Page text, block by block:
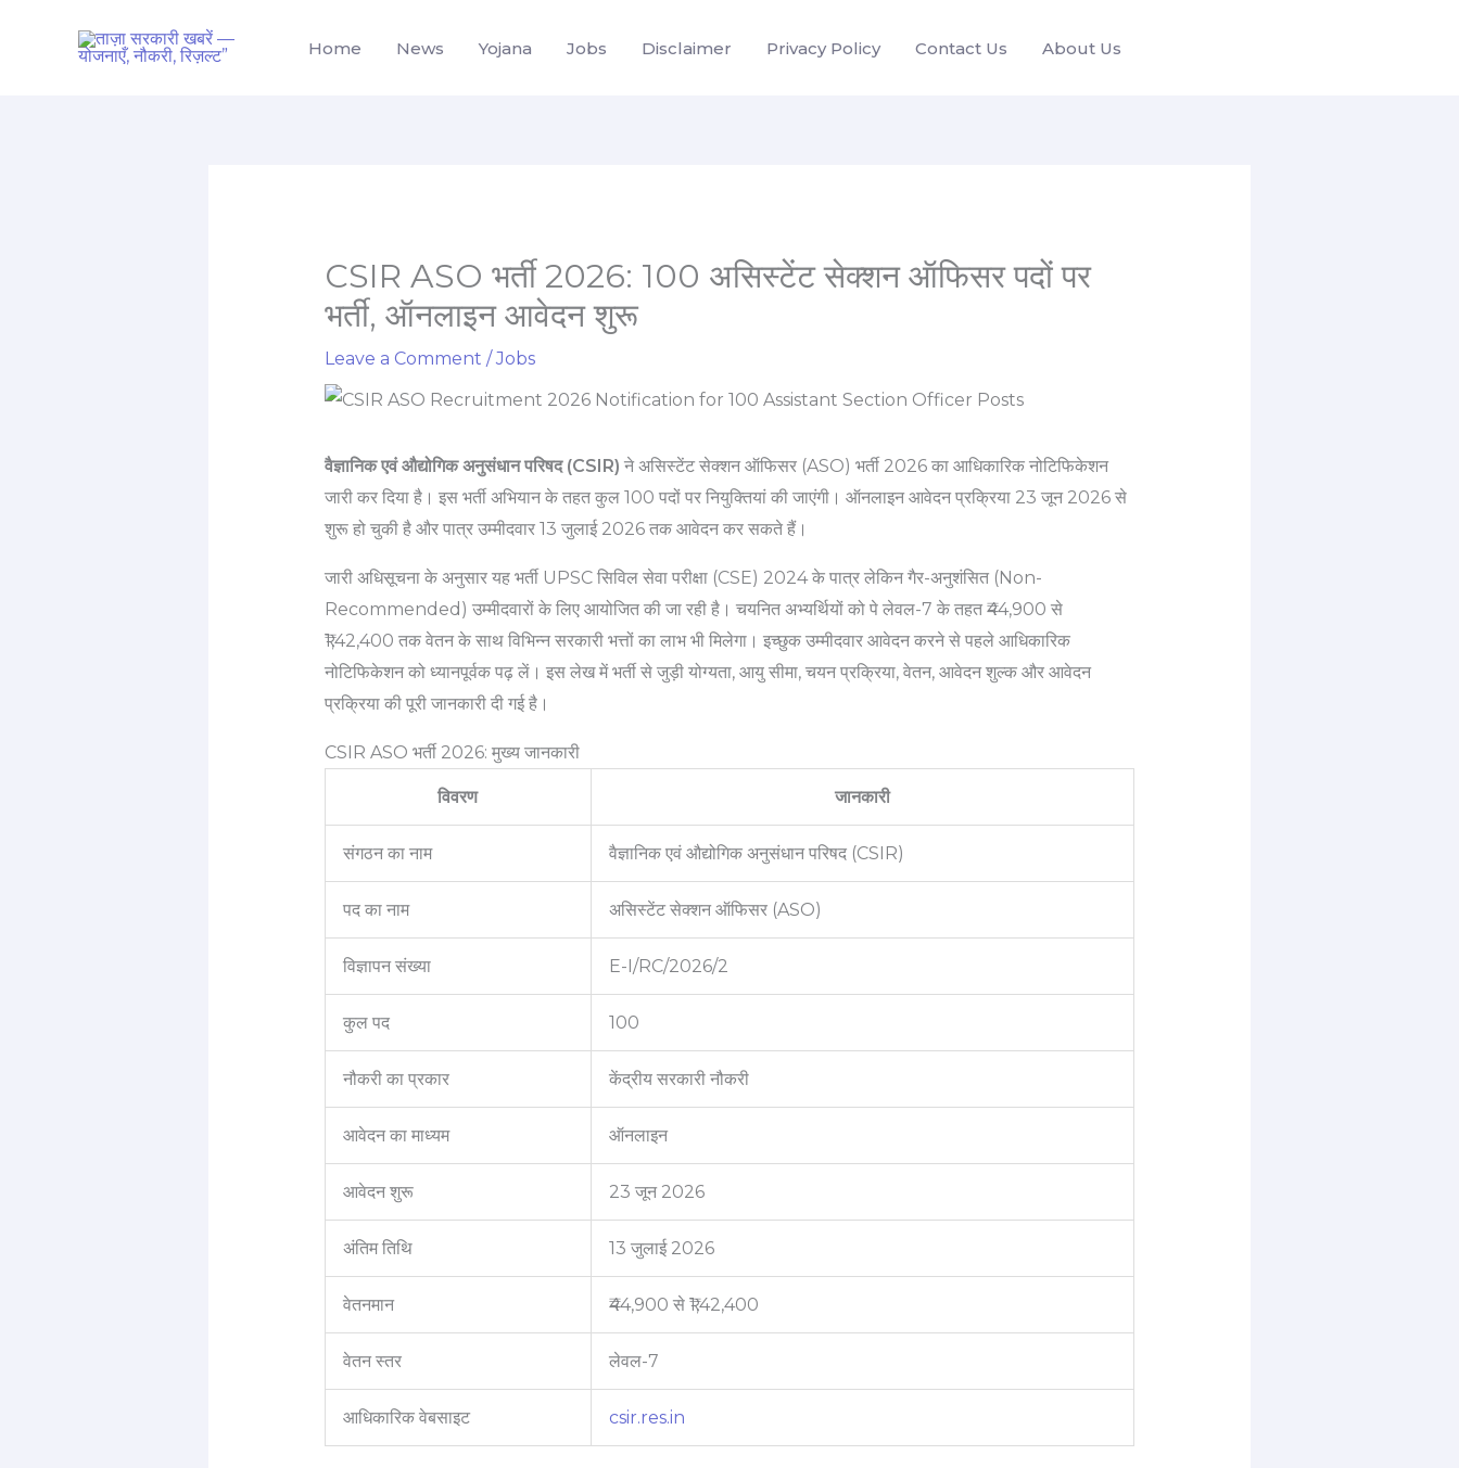
Home News Yojana Jobs Disclaimer Privacy Policy Contact Us About Us
CSIR ASO भर्ती 2026: 100 असिस्टेंट सेक्शन ऑफिसर पदों पर
भर्ती, ऑनलाइन आवेदन शुरू
Leave a Comment /Jobs
वैज्ञानिक एवं औद्योगिक अनुसंधान परिषद (CSIR) ने असिस्टेंट सेक्शन ऑफिसर (ASO) भर्ती 2026 का आधिकारिक नोटिफिकेशन
जारी कर दिया है। इस भर्ती अभियान के तहत कुल 100 पदों पर नियुक्तियां की जाएंगी। ऑनलाइन आवेदन प्रक्रिया 23 जून 2026 से
शुरू हो चुकी है और पात्र उम्मीदवार 13 जुलाई 2026 तक आवेदन कर सकते हैं।
जारी अधिसूचना के अनुसार यह भर्ती UPSC सिविल सेवा परीक्षा (CSE) 2024 के पात्र लेकिन गैर-अनुशंसित (Non-
Recommended) उम्मीदवारों के लिए आयोजित की जा रही है। चयनित अभ्यर्थियों को पे लेवल-7 के तहत ₹44,900 से
₹1,42,400 तक वेतन के साथ विभिन्न सरकारी भत्तों का लाभ भी मिलेगा। इच्छुक उम्मीदवार आवेदन करने से पहले आधिकारिक
नोटिफिकेशन को ध्यानपूर्वक पढ़ लें। इस लेख में भर्ती से जुड़ी योग्यता, आयु सीमा, चयन प्रक्रिया, वेतन, आवेदन शुल्क और आवेदन
प्रक्रिया की पूरी जानकारी दी गई है।
CSIR ASO भर्ती 2026: मुख्य जानकारी
विवरण जानकारी
संगठन का नाम वैज्ञानिक एवं औद्योगिक अनुसंधान परिषद (CSIR)
पद का नाम असिस्टेंट सेक्शन ऑफिसर (ASO)
विज्ञापन संख्या E-I/RC/2026/2
कुल पद 100
नौकरी का प्रकार केंद्रीय सरकारी नौकरी
आवेदन का माध्यम ऑनलाइन
आवेदन शुरू 23 जून 2026
अंतिम तिथि 13 जुलाई 2026
वेतनमान ₹44,900 से ₹1,42,400
वेतन स्तर लेवल-7
आधिकारिक वेबसाइट csir.res.in